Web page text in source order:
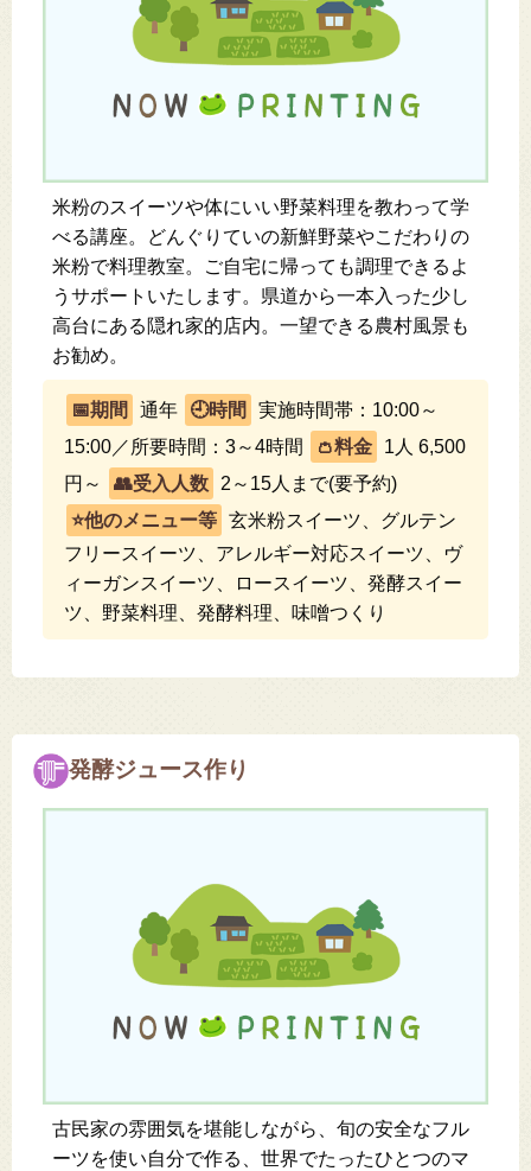
米粉のスイーツや体にいい野菜料理を教わって学
べる講座。どんぐりていの新鮮野菜やこだわりの
米粉で料理教室。ご自宅に帰っても調理できるよ
うサポートいたします。県道から一本入った少し
高台にある隠れ家的店内。一望できる農村風景も
お勧め。
通年
実施時間帯：10:00～
15:00／所要時間：3～4時間
1人 6,500
円～
2～15人まで(要予約)
玄米粉スイーツ、グルテン
フリースイーツ、アレルギー対応スイーツ、ヴ
ィーガンスイーツ、ロースイーツ、発酵スイー
ツ、野菜料理、発酵料理、味噌つくり
発酵ジュース作り
古民家の雰囲気を堪能しながら、旬の安全なフル
ーツを使い自分で作る、世界でたったひとつのマ